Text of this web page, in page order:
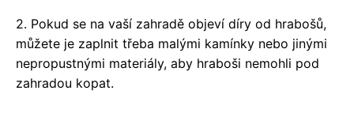
2. Pokud se na vaší zahradě objeví díry od hrabošů,
můžete je zaplnit třeba malými kamínky nebo jinými
nepropustnými materiály, aby hraboši nemohli pod
zahradou kopat.